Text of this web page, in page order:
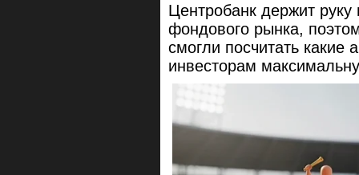
Центробанк держит руку
фондового рынка,
смогли посчитать какие
инвесторам